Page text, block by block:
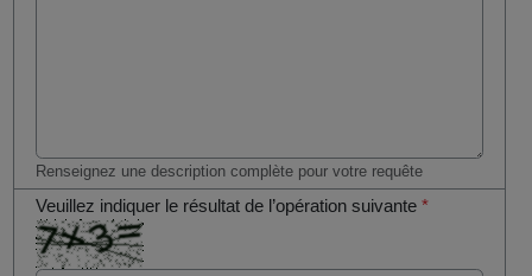
Renseignez une description complète pour votre requête
Veuillez indiquer le résultat de l’opération suivante*